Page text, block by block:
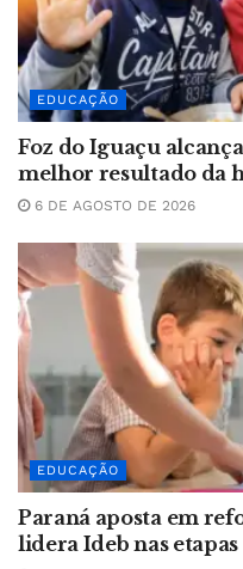
EDUCAÇÃO
Foz do Iguaçu
melhor resultado da
6 DE AGOSTO DE 2026
EDUCAÇÃO
Paraná aposta em
lidera Ideb nas etapas